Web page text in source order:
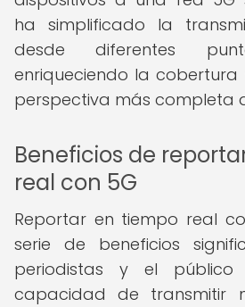
ha simplificado la
desde diferentes
enriqueciendo la
perspectiva más completa
Beneficios de
real con 5G
Reportar en tiempo real
serie de beneficios
periodistas y el público
capacidad de transmitir